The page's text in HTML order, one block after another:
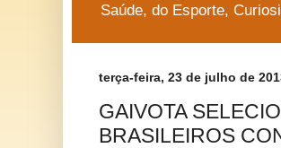
Saúde, do Esporte,
terça-feira, 23 de julho de
GAIVOTA
BRASILEIROS